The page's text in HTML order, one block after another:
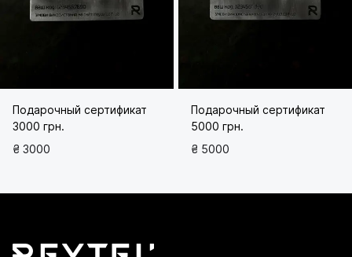
Подарочный сертификат
3000 грн.
₴ 3000
Подарочный сертификат
5000 грн.
₴ 5000